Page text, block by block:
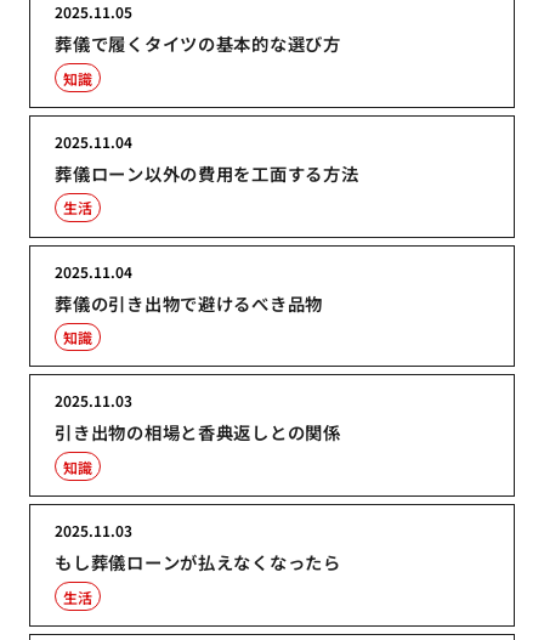
葬儀で履くタイツの基本的な選び方
2025.11.05
知識
葬儀ローン以外の費用を工面する方法
2025.11.04
生活
葬儀の引き出物で避けるべき品物
2025.11.04
知識
引き出物の相場と香典返しとの関係
2025.11.03
知識
もし葬儀ローンが払えなくなったら
2025.11.03
生活